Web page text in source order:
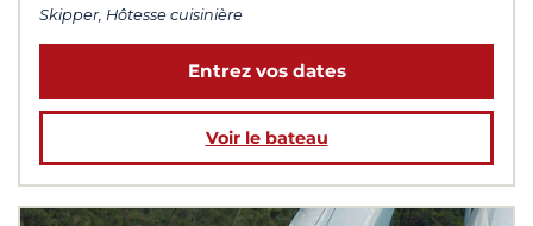
Skipper, Hôtesse cuisinière
Entrez vos dates
Voir le bateau